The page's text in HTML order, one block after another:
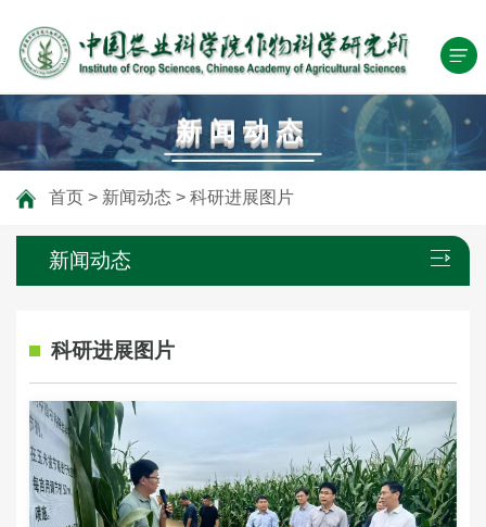
新闻动态
首页 > 新闻动态 > 科研进展图片
新闻动态
科研进展图片